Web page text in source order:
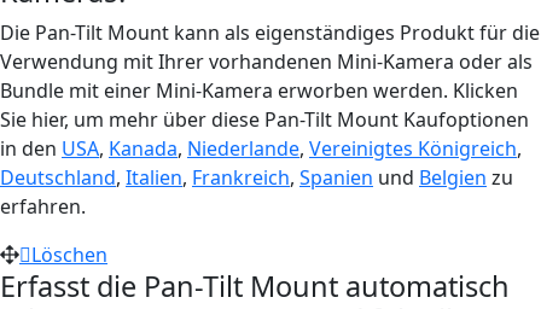
Die Pan-Tilt Mount kann als eigenständiges Produkt für die
Verwendung mit Ihrer vorhandenen Mini-Kamera oder als
Bundle mit einer Mini-Kamera erworben werden. Klicken
Sie hier, um mehr über diese Pan-Tilt Mount Kaufoptionen
in den USA, Kanada, Niederlande, Vereinigtes Königreich,
Deutschland, Italien, Frankreich, Spanien und Belgien zu
erfahren.
Löschen
Erfasst die Pan-Tilt Mount automatisch